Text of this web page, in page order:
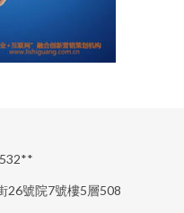
26號院7號樓5層508